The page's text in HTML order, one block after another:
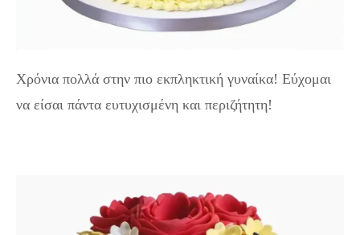
Χρόνια πολλά στην πιο εκπληκτική γυναίκα! Εύχομαι
να είσαι πάντα ευτυχισμένη και περιζήτητη!